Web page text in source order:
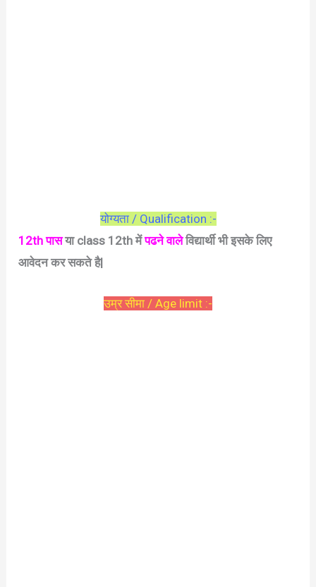
योग्यता / Qualification :-
12th पासया class 12th मेंपढने वालेविद्यार्थी भी इसके लिए
आवेदन कर सकते है|
उम्र सीमा / Age limit :-